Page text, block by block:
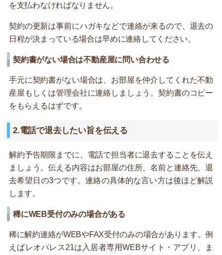
を支払わなければなりません。
契約の更新は事前にハガキなどで連絡が来るので、退去の
日程が決まっている場合は早めに連絡してください。
契約書がない場合は不動産屋に問い合わせる
手元に契約書がない場合は、お部屋を仲介してくれた不動
産屋もしくは管理会社に連絡しましょう。契約書のコピー
をもらえるはずです。
2.電話で退去したい旨を伝える
解約予告期限までに、電話で担当者に退去することを伝え
ましょう。伝える内容はお部屋の住所、名前と連絡先、退
去希望日の3つです。連絡の具体的な言い方は後ほど解説
します。
稀にWEB受付のみの場合がある
稀に解約連絡がWEBやFAX受付のみの場合があります。例
えばレオパレス21は入居者専用WEBサイト・アプリ、ま